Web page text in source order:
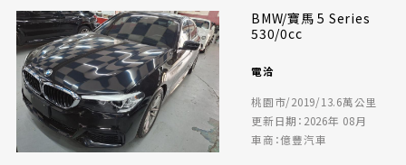
BMW/寶馬 5 Series
530/0cc
電洽
桃園市/2019/13.6萬公里
更新日期：2026年 08月
車商：億豐汽車